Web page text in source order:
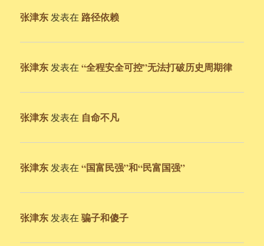
张津东 发表在 路径依赖
张津东 发表在“全程安全可控”无法打破历史周期律
张津东 发表在 自命不凡
张津东 发表在“国富民强”和“民富国强”
张津东 发表在骗子和傻子